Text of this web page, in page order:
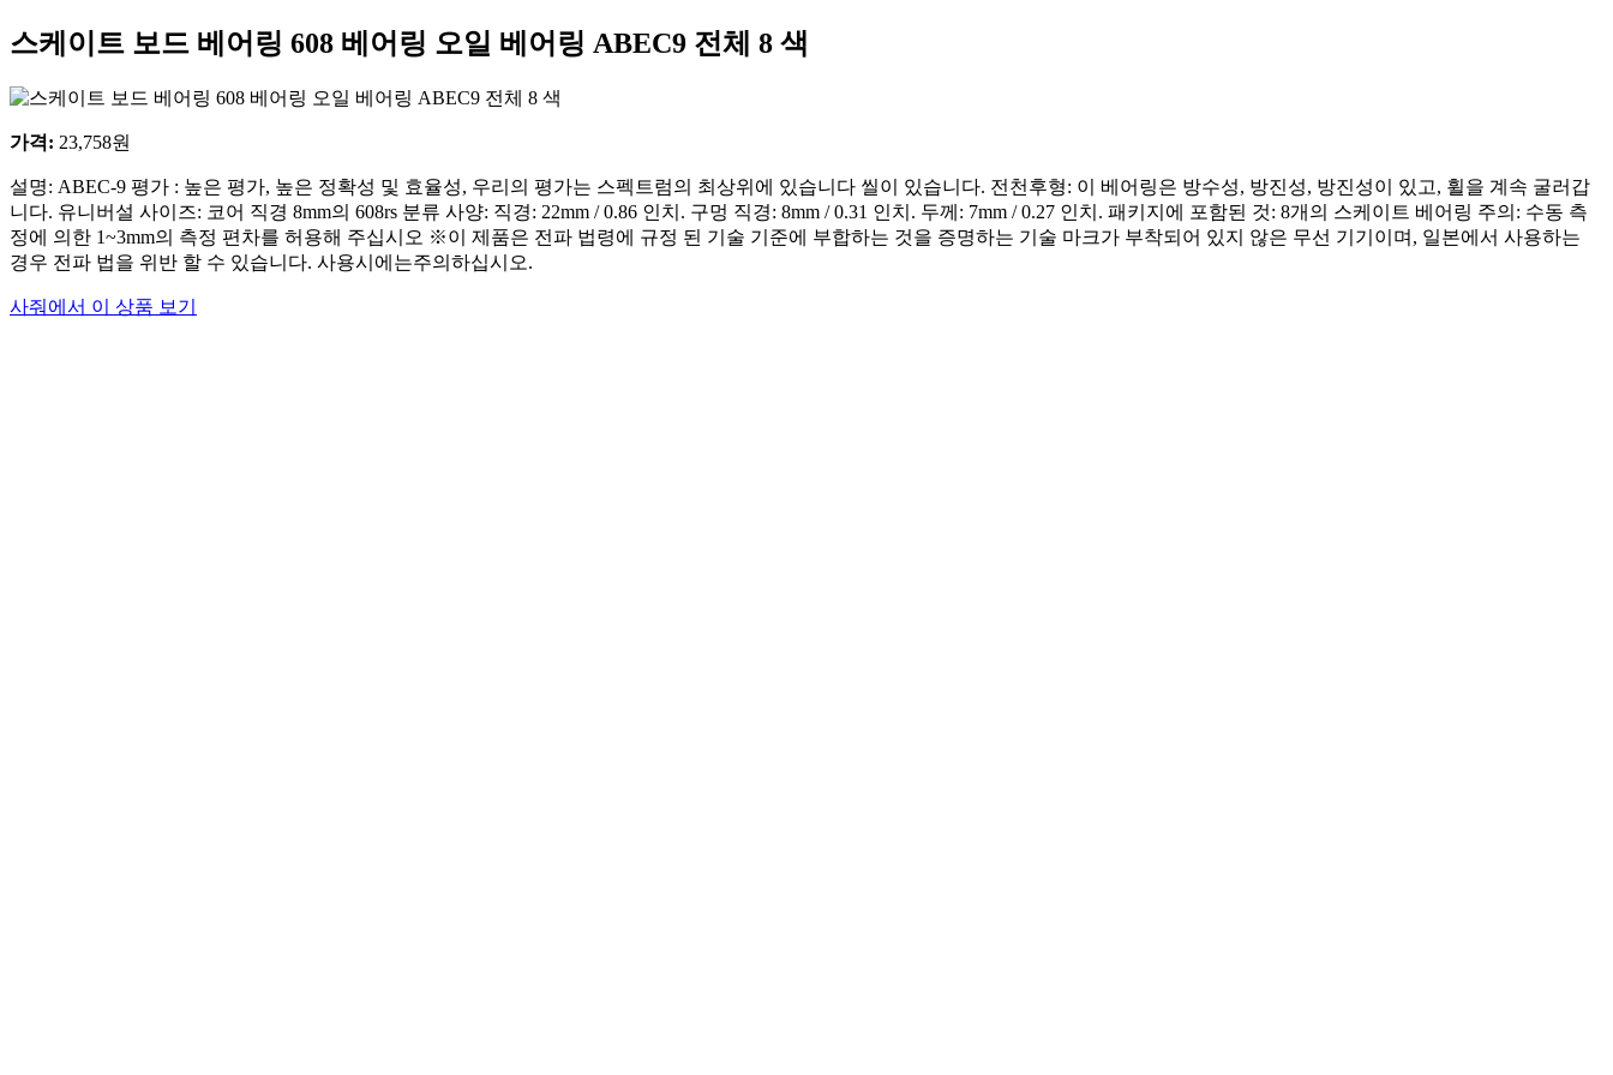
스케이트 보드 베어링 608 베어링 오일 베어링 ABEC9 전체 8 색
가격: 23,758원
설명: ABEC-9 평가 : 높은 평가, 높은 정확성 및 효율성, 우리의 평가는 스펙트럼의 최상위에 있습니다 씰이 있습니다. 전천후형: 이 베어링은 방수성, 방진성, 방진성이 있고, 휠을 계속 굴러갑
니다. 유니버설 사이즈: 코어 직경 8mm의 608rs 분류 사양: 직경: 22mm / 0.86 인치. 구멍 직경: 8mm / 0.31 인치. 두께: 7mm / 0.27 인치. 패키지에 포함된 것: 8개의 스케이트 베어링 주의: 수동 측
정에 의한 1~3mm의 측정 편차를 허용해 주십시오 ※이 제품은 전파 법령에 규정 된 기술 기준에 부합하는 것을 증명하는 기술 마크가 부착되어 있지 않은 무선 기기이며, 일본에서 사용하는
경우 전파 법을 위반 할 수 있습니다. 사용시에는주의하십시오.
사줘에서 이 상품 보기